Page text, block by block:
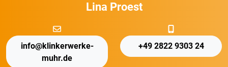
Lina Proest
info@klinkerwerke-
muhr.de
+49 2822 9303 24